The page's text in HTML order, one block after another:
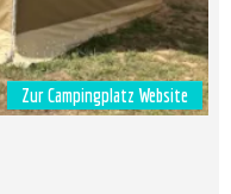
Zur Campingplatz Website